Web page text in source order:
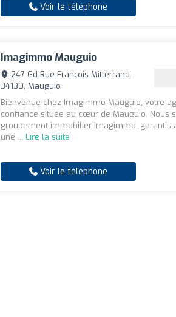
Voir le téléphone
Imagimmo Mauguio
247 Gd Rue François Mitterrand -
34130, Mauguio
Bienvenue chez Imagimmo Mauguio, votre
confiance située au cœur de Mauguio. Nous
groupement immobilier Imagimmo,
une ...Lire la suite
Voir le téléphone